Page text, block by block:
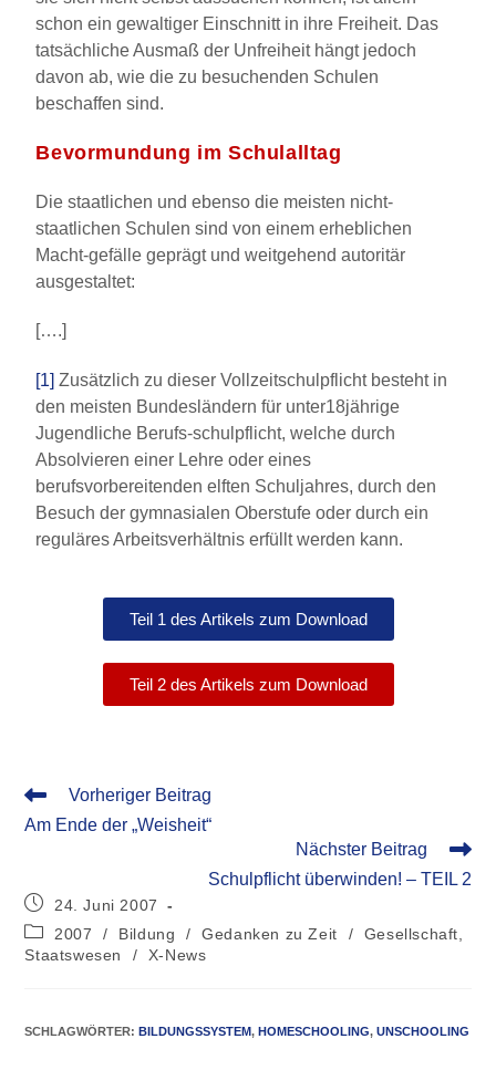
schon ein gewaltiger Einschnitt in ihre Freiheit. Das
tatsächliche Ausmaß der Unfreiheit hängt jedoch
davon ab, wie die zu besuchenden Schulen
beschaffen sind.
Bevormundung im Schulalltag
Die staatlichen und ebenso die meisten nicht-
staatlichen Schulen sind von einem erheblichen
Macht-gefälle geprägt und weitgehend autoritär
ausgestaltet:
[….]
[1] Zusätzlich zu dieser Vollzeitschulpflicht besteht in
den meisten Bundesländern für unter18jährige
Jugendliche Berufs-schulpflicht, welche durch
Absolvieren einer Lehre oder eines
berufsvorbereitenden elften Schuljahres, durch den
Besuch der gymnasialen Oberstufe oder durch ein
reguläres Arbeitsverhältnis erfüllt werden kann.
Teil 1 des Artikels zum Download
Teil 2 des Artikels zum Download
Vorheriger Beitrag
Am Ende der „Weisheit“
Nächster Beitrag
Schulpflicht überwinden! – TEIL 2
24. Juni 2007
2007
/ Bildung / Gedanken zu Zeit /
Gesellschaft,
Staatswesen
/ X-News
SCHLAGWÖRTER: BILDUNGSSYSTEM, HOMESCHOOLING, UNSCHOOLING